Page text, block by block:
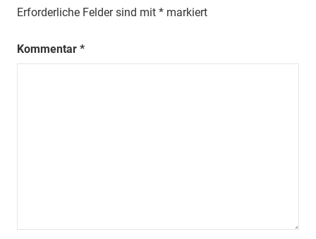
Erforderliche Felder sind mit * markiert
Kommentar *